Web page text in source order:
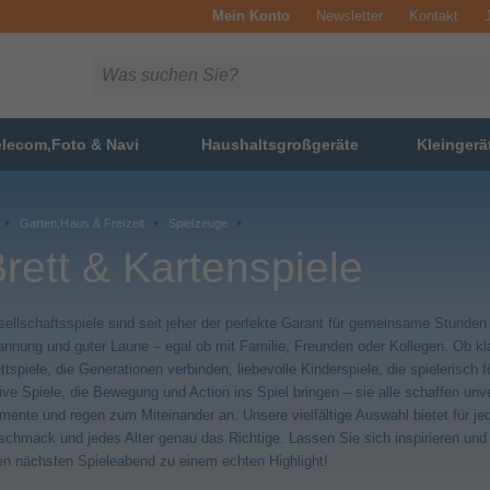
Mein Konto Newsletter Kontakt
& Navi Haushaltsgroßgeräte
Garten,Haus & Freizeit Spielzeuge
& Kartenspiele
sind seit jeher der perfekte Garant für gemeinsame
und guter Laune – egal ob mit Familie, Freunden oder Kollegen. Ob
die Generationen verbinden, liebevolle Kinderspiele, die spielerisch
Spiele, die Bewegung und Action ins Spiel bringen – sie alle schaffen
und regen zum Miteinander an. Unsere vielfältige Auswahl bietet für
und jedes Alter genau das Richtige. Lassen Sie sich inspirieren
nächsten Spieleabend zu einem echten Highlight!